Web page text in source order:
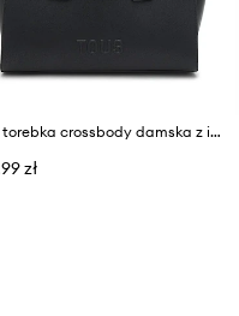
Tous torebka crossbody damska z imitacji skóry
zł